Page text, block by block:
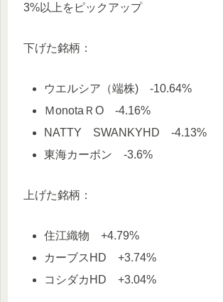
3%以上をピックアップ
下げた銘柄：
ウエルシア（端株) -10.64%
ＭonotaＲO -4.16%
NATTY SWANKYHD -4.13%
東海カーボン -3.6%
上げた銘柄：
住江織物 +4.79%
カーブスHD +3.74%
コシダカHD +3.04%